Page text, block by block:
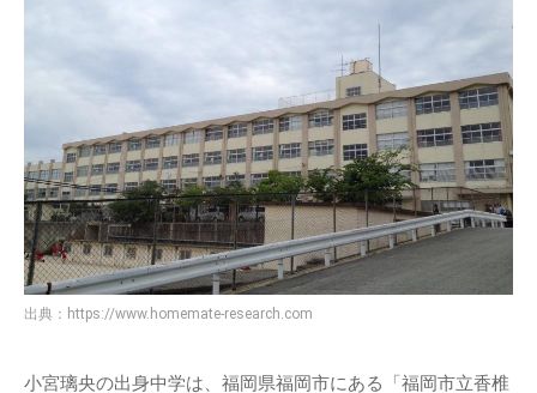
出典： https://www.homemate-research.com
小宮璃央の出身中学は、福岡県福岡市にある「福岡市立香椎